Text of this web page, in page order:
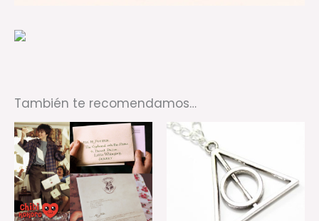
También te recomendamos…
Rango
de
precios:
desde
$1.000,00
hasta
$2.300,00
Este
producto
tiene
múltiples
variantes.